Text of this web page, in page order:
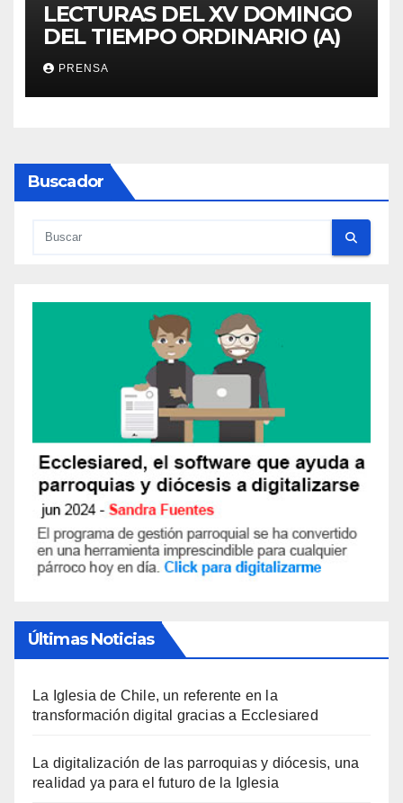
LECTURAS DEL XV DOMINGO
DEL TIEMPO ORDINARIO (A)
PRENSA
Buscador
Últimas Noticias
La Iglesia de Chile, un referente en la
transformación digital gracias a Ecclesiared
La digitalización de las parroquias y diócesis, una
realidad ya para el futuro de la Iglesia